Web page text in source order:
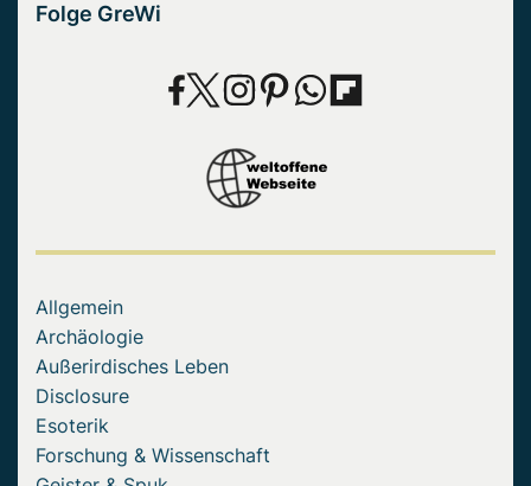
Folge GreWi
Allgemein
Archäologie
Außerirdisches Leben
Disclosure
Esoterik
Forschung & Wissenschaft